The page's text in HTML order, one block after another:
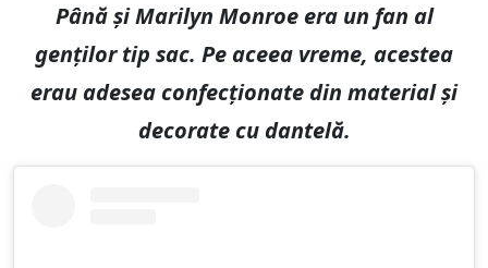
Până și Marilyn Monroe era un fan al
genților tip sac. Pe aceea vreme, acestea
erau adesea confecționate din material și
decorate cu dantelă.